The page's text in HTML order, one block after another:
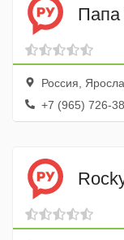
Папа
Россия,
+7 (965) 726-